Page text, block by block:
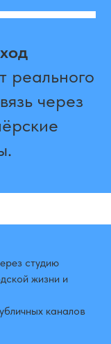
реального
через
студию
жизни и
каналов